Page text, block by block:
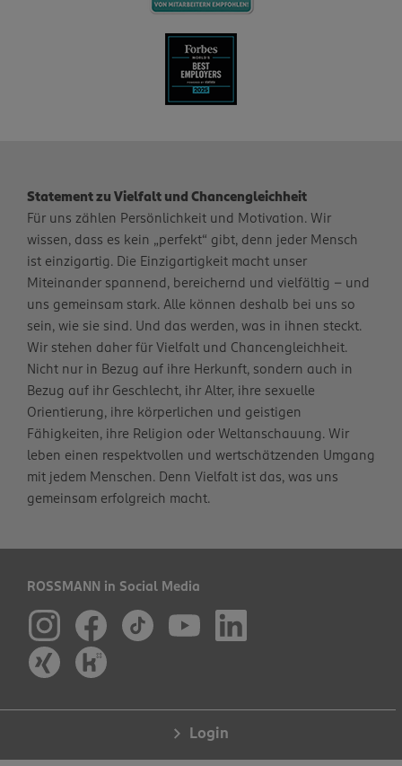
Statement zu Vielfalt und Chancengleichheit
Für uns zählen Persönlichkeit und Motivation. Wir
wissen, dass es kein „perfekt“ gibt, denn jeder Mensch
ist einzigartig. Die Einzigartigkeit macht unser
Miteinander spannend, bereichernd und vielfältig – und
uns gemeinsam stark. Alle können deshalb bei uns so
sein, wie sie sind. Und das werden, was in ihnen steckt.
Wir stehen daher für Vielfalt und Chancengleichheit.
Nicht nur in Bezug auf ihre Herkunft, sondern auch in
Bezug auf ihr Geschlecht, ihr Alter, ihre sexuelle
Orientierung, ihre körperlichen und geistigen
Fähigkeiten, ihre Religion oder Weltanschauung. Wir
leben einen respektvollen und wertschätzenden Umgang
mit jedem Menschen. Denn Vielfalt ist das, was uns
gemeinsam erfolgreich macht.
ROSSMANN in Social Media
Login